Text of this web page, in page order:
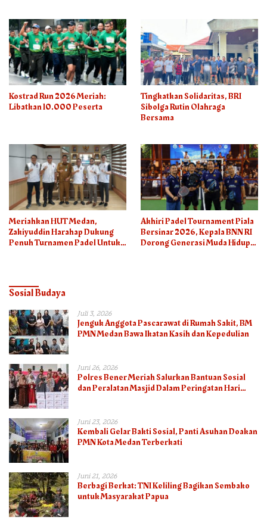
Kostrad Run 2026 Meriah:
Libatkan 10.000 Peserta
Tingkatkan Solidaritas, BRI
Sibolga Rutin Olahraga
Bersama
Meriahkan HUT Medan,
Zakiyuddin Harahap Dukung
Penuh Turnamen Padel Untuk
Akhiri Padel Tournament Piala
Bersinar 2026, Kepala BNN RI
Dorong Generasi Muda Hidup
Sosial Budaya
Juli 3, 2026
Jenguk Anggota Pascarawat di Rumah Sakit, BM
PMN Medan Bawa Ikatan Kasih dan Kepedulian
Juni 26, 2026
Polres Bener Meriah Salurkan Bantuan Sosial
dan Peralatan Masjid Dalam Peringatan Hari
Juni 23, 2026
Kembali Gelar Bakti Sosial, Panti Asuhan Doakan
PMN Kota Medan Terberkati
Juni 21, 2026
Berbagi Berkat: TNI Keliling Bagikan Sembako
untuk Masyarakat Papua